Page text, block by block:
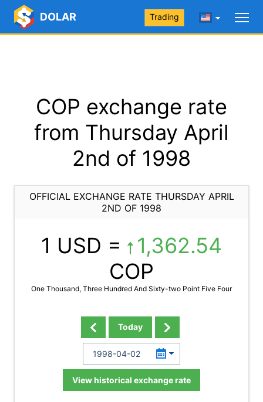
DOLAR Trading
COP exchange rate
from Thursday April
2nd of 1998
OFFICIAL EXCHANGE RATE THURSDAY APRIL
2ND OF 1998
1 USD =
1,362.54
COP
One Thousand, Three Hundred And Sixty-two Point Five Four
Today
View historical exchange rate